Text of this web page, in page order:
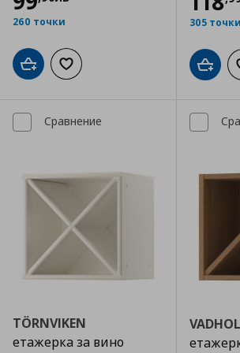
260 точки
Добави в кошницата
Добави към списъка с любими
305 точки
Сравнение
TÖRNVIKEN
етажерка за вино